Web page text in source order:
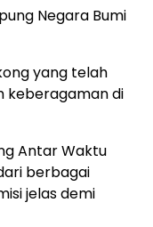
Negara Bumi
yang telah
keberagaman di
Antar Waktu
berbagai
jelas demi